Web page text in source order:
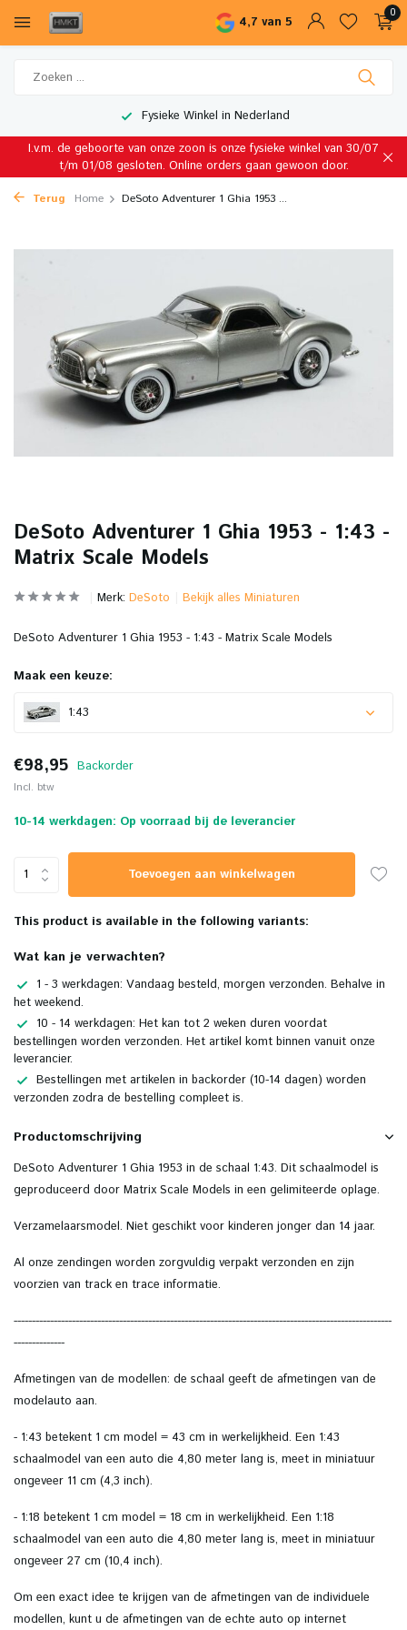
4,7 van 5
0
Fysieke Winkel in Nederland
I.v.m. de geboorte van onze zoon is onze fysieke winkel van 30/07
t/m 01/08 gesloten. Online orders gaan gewoon door.
Terug Home DeSoto Adventurer 1 Ghia 1953 ...
DeSoto Adventurer 1 Ghia 1953 - 1:43 -
Matrix Scale Models
Merk: DeSoto Bekijk alles Miniaturen
DeSoto Adventurer 1 Ghia 1953 - 1:43 - Matrix Scale Models
Maak een keuze:
1:43
€98,95 Backorder
Incl. btw
10-14 werkdagen: Op voorraad bij de leverancier
Toevoegen aan winkelwagen
This product is available in the following variants:
Wat kan je verwachten?
1 - 3 werkdagen: Vandaag besteld, morgen verzonden. Behalve in
het weekend.
10 - 14 werkdagen: Het kan tot 2 weken duren voordat
bestellingen worden verzonden. Het artikel komt binnen vanuit onze
leverancier.
Bestellingen met artikelen in backorder (10-14 dagen) worden
verzonden zodra de bestelling compleet is.
Productomschrijving
DeSoto Adventurer 1 Ghia 1953 in de schaal 1:43. Dit schaalmodel is
geproduceerd door Matrix Scale Models in een gelimiteerde oplage.
Verzamelaarsmodel. Niet geschikt voor kinderen jonger dan 14 jaar.
Al onze zendingen worden zorgvuldig verpakt verzonden en zijn
voorzien van track en trace informatie.
--------------------------------------------------------------------------------------------------------
--------------
Afmetingen van de modellen: de schaal geeft de afmetingen van de
modelauto aan.
- 1:43 betekent 1 cm model = 43 cm in werkelijkheid. Een 1:43
schaalmodel van een auto die 4,80 meter lang is, meet in miniatuur
ongeveer 11 cm (4,3 inch).
- 1:18 betekent 1 cm model = 18 cm in werkelijkheid. Een 1:18
schaalmodel van een auto die 4,80 meter lang is, meet in miniatuur
ongeveer 27 cm (10,4 inch).
Om een ​​exact idee te krijgen van de afmetingen van de individuele
modellen, kunt u de afmetingen van de echte auto op internet